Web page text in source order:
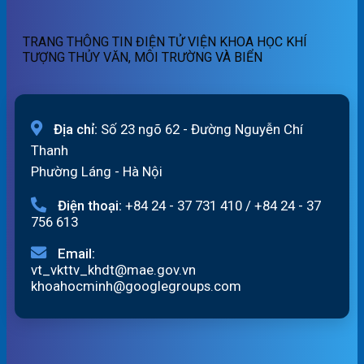
TRANG THÔNG TIN ĐIỆN TỬ VIỆN KHOA HỌC KHÍ
TƯỢNG THỦY VĂN, MÔI TRƯỜNG VÀ BIỂN
Địa chỉ: Số 23 ngõ 62 - Đường Nguyễn Chí
Thanh
Phường Láng - Hà Nội
Điện thoại: +84 24 - 37 731 410 / +84 24 - 37
756 613
Email:
vt_vkttv_khdt@mae.gov.vn
khoahocminh@googlegroups.com